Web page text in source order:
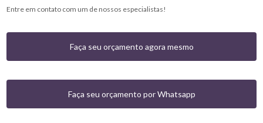
Entre em contato com um de nossos especialistas!
Faça seu orçamento agora mesmo
Faça seu orçamento por Whatsapp